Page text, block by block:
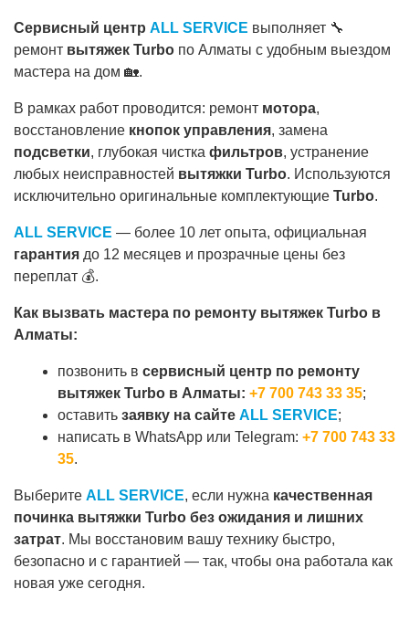
Сервисный центр ALL SERVICE выполняет 🔧
ремонт вытяжек Turbo по Алматы с удобным выездом
мастера на дом 🏡.
В рамках работ проводится: ремонт мотора,
восстановление кнопок управления, замена
подсветки, глубокая чистка фильтров, устранение
любых неисправностей вытяжки Turbo. Используются
исключительно оригинальные комплектующие Turbo.
ALL SERVICE — более 10 лет опыта, официальная
гарантия до 12 месяцев и прозрачные цены без
переплат 💰.
Как вызвать мастера по ремонту вытяжек Turbo в
Алматы:
позвонить в сервисный центр по ремонту
вытяжек Turbo в Алматы: +7 700 743 33 35;
оставить заявку на сайте ALL SERVICE;
написать в WhatsApp или Telegram: +7 700 743 33
35.
Выберите ALL SERVICE, если нужна качественная
починка вытяжки Turbo без ожидания и лишних
затрат. Мы восстановим вашу технику быстро,
безопасно и с гарантией — так, чтобы она работала как
новая уже сегодня.